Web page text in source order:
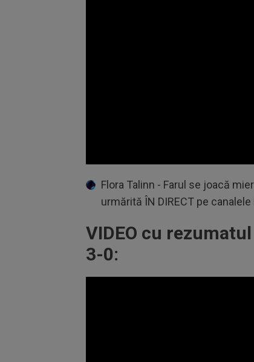
90%
Flora Talinn - Farul se joacă
urmărită ÎN DIRECT pe canalele
VIDEO cu
3-0: